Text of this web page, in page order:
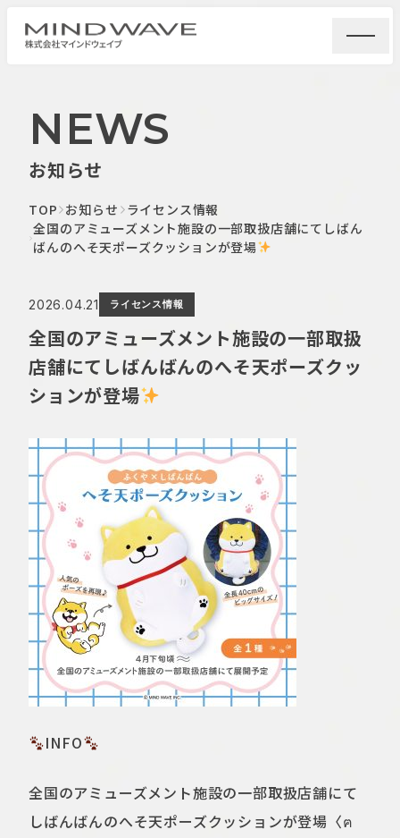
NEWS
お知らせ
TOP お知らせ ライセンス情報
全国のアミューズメント施設の一部取扱店舗にてしばん
ばんのへそ天ポーズクッションが登場
2026.04.21 ライセンス情報
全国のアミューズメント施設の一部取扱
店舗にてしばんばんのへそ天ポーズクッ
ションが登場
INFO
全国のアミューズメント施設の一部取扱店舗にて
しばんばんのへそ天ポーズクッションが登場〈ฅ